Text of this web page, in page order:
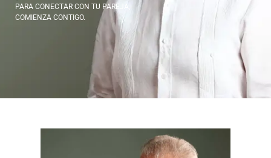
PARA CONECTAR CON TU PAREJA,
COMIENZA CONTIGO.